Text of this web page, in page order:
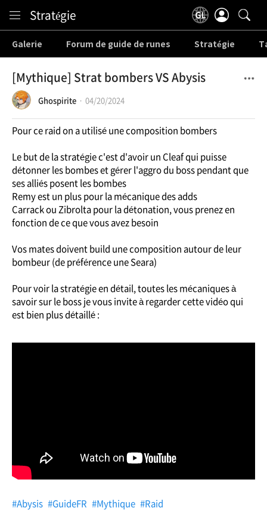
Stratégie
Galerie Forum de guide de runes Stratégie
[Mythique] Strat bombers VS Abysis
Ghospirite 04/20/2024
Pour ce raid on a utilisé une composition bombers
Le but de la stratégie c'est d'avoir un Cleaf qui puisse
détonner les bombes et gérer l'aggro du boss pendant que
ses alliés posent les bombes
Remy est un plus pour la mécanique des adds
Carrack ou Zibrolta pour la détonation, vous prenez en
fonction de ce que vous avez besoin
Vos mates doivent build une composition autour de leur
bombeur (de préférence une Seara)
Pour voir la stratégie en détail, toutes les mécaniques à
savoir sur le boss je vous invite à regarder cette vidéo qui
est bien plus détaillé :
#Abysis #GuideFR #Mythique #Raid